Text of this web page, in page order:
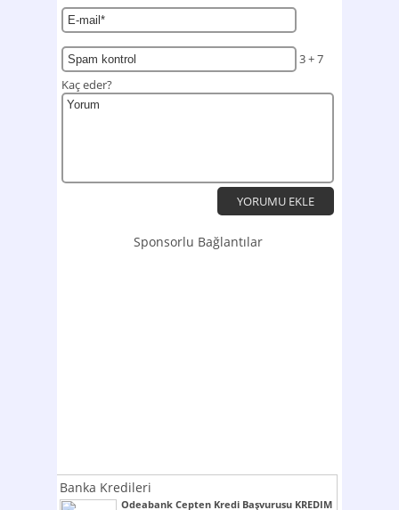
3 + 7
Kaç eder?
Sponsorlu Bağlantılar
Banka Kredileri
Odeabank Cepten Kredi Başvurusu KREDIM